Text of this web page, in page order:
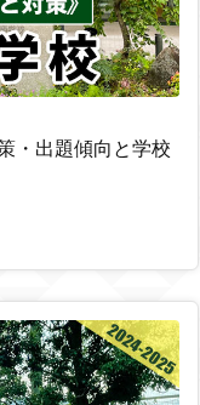
・出題傾向と学校